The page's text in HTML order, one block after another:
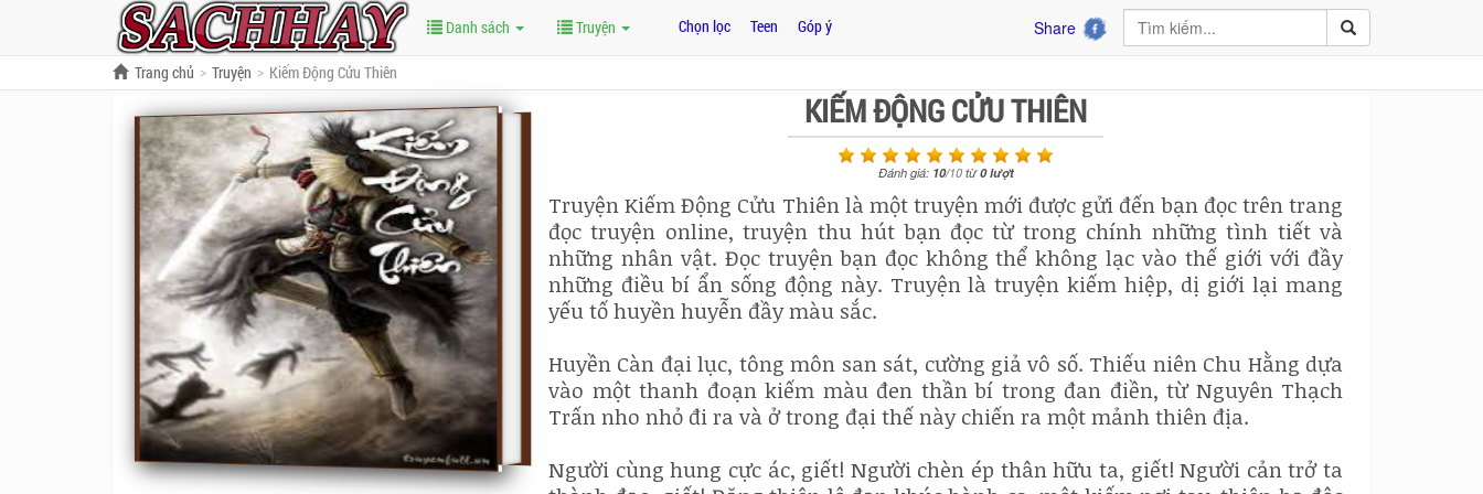
Danh sách Truyện Chọn lọc Teen Góp ý Share
Trang chủ Truyện Kiếm Động Cửu Thiên
KIẾM ĐỘNG CỬU THIÊN
Đánh giá: 10/10từ0lượt
Truyện Kiếm Động Cửu Thiên là một truyện mới được gửi đến bạn đọc trên trang
đọc truyện online, truyện thu hút bạn đọc từ trong chính những tình tiết và
những nhân vật. Đọc truyện bạn đọc không thể không lạc vào thế giới với đầy
những điều bí ẩn sống động này. Truyện là truyện kiếm hiệp, dị giới lại mang
yếu tố huyền huyễn đầy màu sắc.
Huyền Càn đại lục, tông môn san sát, cường giả vô số. Thiếu niên Chu Hằng dựa
vào một thanh đoạn kiếm màu đen thần bí trong đan điền, từ Nguyên Thạch
Trấn nho nhỏ đi ra và ở trong đại thế này chiến ra một mảnh thiên địa.
Người cùng hung cực ác, giết! Người chèn ép thân hữu ta, giết! Người cản trở ta